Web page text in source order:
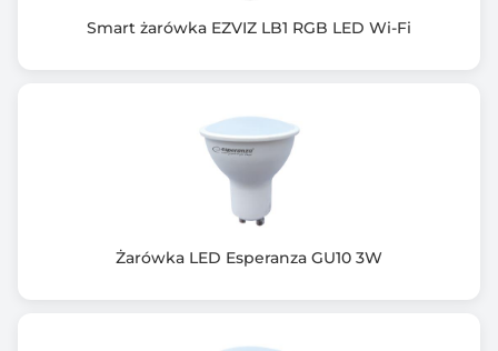
Smart żarówka EZVIZ LB1 RGB LED Wi-Fi
Żarówka LED Esperanza GU10 3W